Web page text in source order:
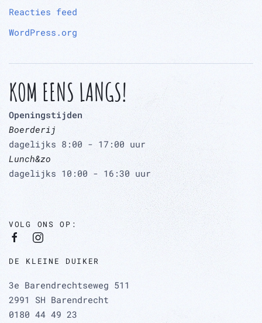
Reacties feed
WordPress.org
KOM EENS LANGS!
Openingstijden
Boerderij
dagelijks 8:00 - 17:00 uur
Lunch&zo
dagelijks 10:00 - 16:30 uur
VOLG ONS OP:
DE KLEINE DUIKER
3e Barendrechtseweg 511
2991 SH Barendrecht
0180 44 49 23